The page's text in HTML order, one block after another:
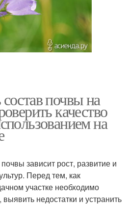
почвы на
качество
на
зависит рост, развитие и
Перед тем, как
участке необходимо
выявить недостатки и устранить